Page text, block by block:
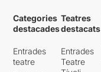
Categories
destacades
Entrades
teatre
Teatres
destacats
Entrades
Teatre